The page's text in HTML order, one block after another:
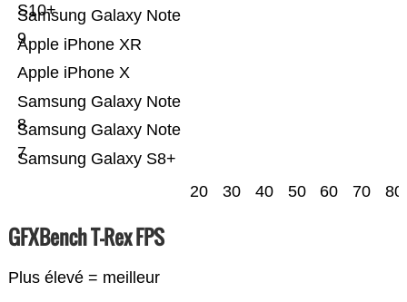
Samsung Galaxy S8+
Samsung Galaxy Note
7
Samsung Galaxy Note
8
Apple iPhone X
Apple iPhone XR
Samsung Galaxy Note
9
S10+
20 30 40 50 60 70 80
GFXBench T-Rex FPS
Plus élevé = meilleur